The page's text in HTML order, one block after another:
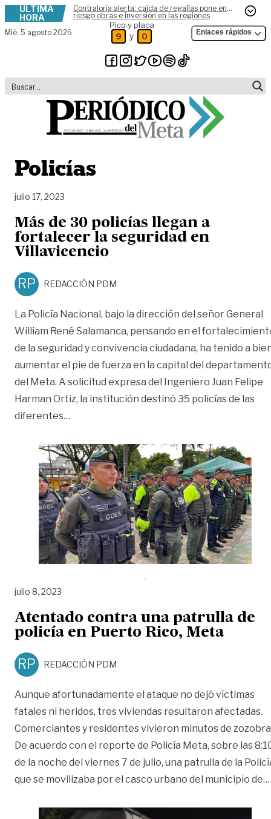
Skip to content
ÚLTIMA
HORA
Contraloría alerta: caída de regalías pone en
riesgo obras e inversión en las regiones
Mié, 5 agosto 2026
Pico y placa
9 y 0 Enlaces rápidos
Policías
julio 17, 2023
Más de 30 policías llegan a
fortalecer la seguridad en
Villavicencio
RP REDACCIÓN PDM
La Policía Nacional, bajo la dirección del señor General
William René Salamanca, pensando en el
de la seguridad y convivencia ciudadana, ha tenido a
aumentar el pie de fuerza en la capital del
del Meta. A solicitud expresa del Ingeniero Juan Felipe
Harman Ortiz, la institución destinó 35 policías de las
diferentes…
julio 8, 2023
Atentado contra una patrulla de
policía en Puerto Rico, Meta
RP REDACCIÓN PDM
Aunque afortunadamente el ataque no dejó víctimas
fatales ni heridos, tres viviendas resultaron afectadas.
Comerciantes y residentes vivieron minutos de
De acuerdo con el reporte de Policía Meta, sobre las
de la noche del viernes 7 de julio, una patrulla de la
que se movilizaba por el casco urbano del municipio de…